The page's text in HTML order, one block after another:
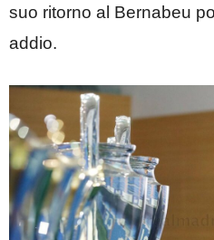
suo ritorno al Bernabeu
addio.